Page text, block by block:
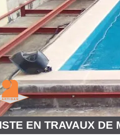
EN TRAVAUX DE